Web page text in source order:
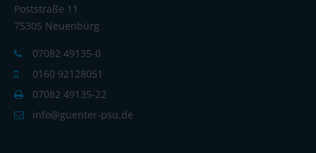
Poststraße 11
75305 Neuenbürg
07082 49135-0
0160 92128051
07082 49135-22
info@guenter-psu.de